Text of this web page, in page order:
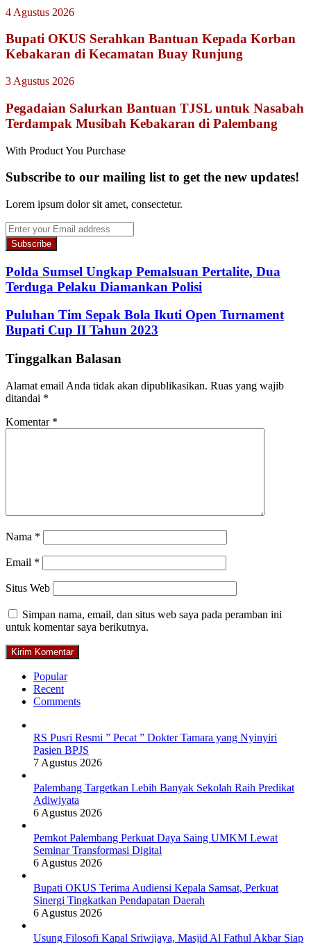
4 Agustus 2026
Bupati OKUS Serahkan Bantuan Kepada Korban
Kebakaran di Kecamatan Buay Runjung
3 Agustus 2026
Pegadaian Salurkan Bantuan TJSL untuk Nasabah
Terdampak Musibah Kebakaran di Palembang
With Product You Purchase
Subscribe to our mailing list to get the new updates!
Lorem ipsum dolor sit amet, consectetur.
Enter
your
Email
address
Polda Sumsel Ungkap Pemalsuan Pertalite, Dua
Terduga Pelaku Diamankan Polisi
Puluhan Tim Sepak Bola Ikuti Open Turnament
Bupati Cup II Tahun 2023
Tinggalkan Balasan
Alamat email Anda tidak akan dipublikasikan. Ruas yang wajib
ditandai *
Komentar *
Nama *
Email *
Situs Web
Simpan nama, email, dan situs web saya pada peramban ini
untuk komentar saya berikutnya.
Popular
Recent
Comments
RS Pusri Resmi ” Pecat ” Dokter Tamara yang Nyinyiri
Pasien BPJS
7 Agustus 2026
Palembang Targetkan Lebih Banyak Sekolah Raih Predikat
Adiwiyata
6 Agustus 2026
Pemkot Palembang Perkuat Daya Saing UMKM Lewat
Seminar Transformasi Digital
6 Agustus 2026
Bupati OKUS Terima Audiensi Kepala Samsat, Perkuat
Sinergi Tingkatkan Pendapatan Daerah
6 Agustus 2026
Usung Filosofi Kapal Sriwijaya, Masjid Al Fathul Akbar Siap